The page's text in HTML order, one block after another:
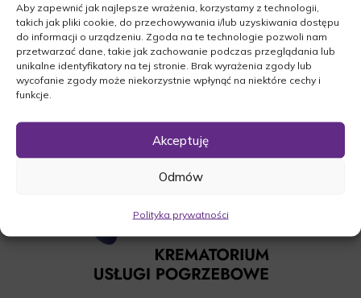
Aby zapewnić jak najlepsze wrażenia, korzystamy z technologii,
takich jak pliki cookie, do przechowywania i/lub uzyskiwania dostępu
do informacji o urządzeniu. Zgoda na te technologie pozwoli nam
przetwarzać dane, takie jak zachowanie podczas przeglądania lub
unikalne identyfikatory na tej stronie. Brak wyrażenia zgody lub
wycofanie zgody może niekorzystnie wpłynąć na niektóre cechy i
funkcje.
Akceptuję
Odmów
Polityka prywatności
czym nastapi odprowadzenie zmarłego na miejsce
wiecznego spoczynku.
O czym zawiadamia pogrążona w smutku
Rodzina.